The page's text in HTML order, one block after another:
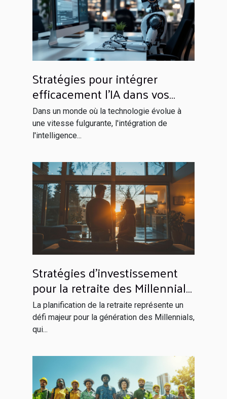
Stratégies pour intégrer
efficacement l'IA dans vos
opérations quotidiennes
Dans un monde où la technologie évolue à
une vitesse fulgurante, l'intégration de
l'intelligence...
Stratégies d'investissement
pour la retraite des Millennials
en 2023 Tendance et
opportunités
La planification de la retraite représente un
défi majeur pour la génération des Millennials,
qui...